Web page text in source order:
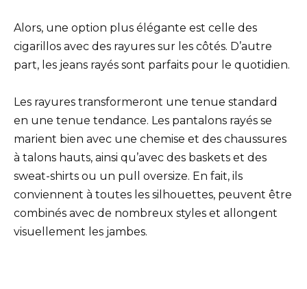
Alors, une option plus élégante est celle des
cigarillos avec des rayures sur les côtés. D’autre
part, les jeans rayés sont parfaits pour le quotidien.
Les rayures transformeront une tenue standard
en une tenue tendance. Les pantalons rayés se
marient bien avec une chemise et des chaussures
à talons hauts, ainsi qu’avec des baskets et des
sweat-shirts ou un pull oversize. En fait, ils
conviennent à toutes les silhouettes, peuvent être
combinés avec de nombreux styles et allongent
visuellement les jambes.